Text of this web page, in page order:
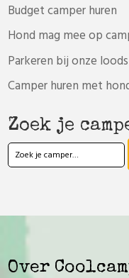
Budget camper huren
Hond mag mee op
Parkeren bij onze loods
Camper huren met
Zoek je
Zoeken
naar:
Over